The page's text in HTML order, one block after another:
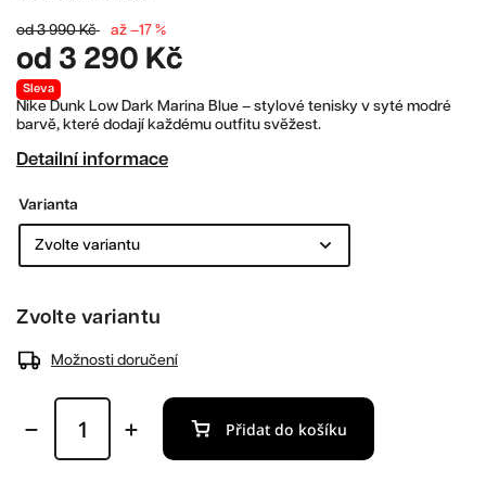
od 3 990 Kč až –17 %
od 3 290 Kč
Nike Dunk Low Dark Marina Blue – stylové tenisky v syté modré
barvě, které dodají každému outfitu svěžest.
Detailní informace
Sleva
Varianta
Zvolte variantu
Možnosti doručení
Přidat do košíku